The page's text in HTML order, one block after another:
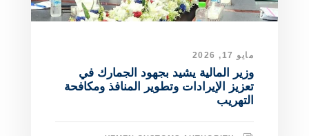
مايو 17, 2026
وزير المالية يشيد بجهود الجمارك في
تعزيز الإيرادات وتطوير المنافذ ومكافحة
التهريب